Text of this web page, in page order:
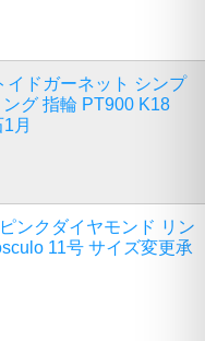
イドガーネット シンプ
グ 指輪 PT900 K18
月
ンクダイヤモンド リン
11号 サイズ変更承